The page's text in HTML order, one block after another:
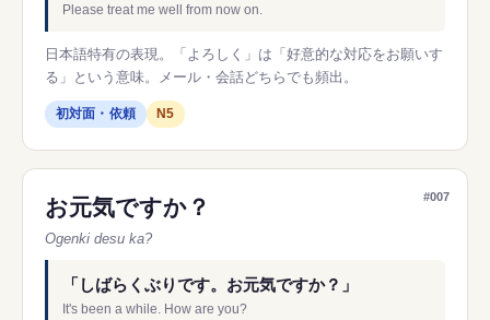
Please treat me well from now on.
日本語特有の表現。「よろしく」は「好意的な対応をお願いす
る」という意味。メール・会話どちらでも頻出。
初対面・依頼 N5
#007
お元気ですか？
Ogenki desu ka?
「しばらくぶりです。お元気ですか？」
It's been a while. How are you?